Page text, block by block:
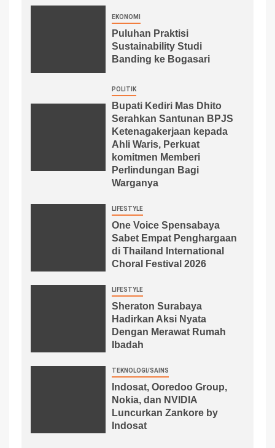
EKONOMI
Puluhan Praktisi
Sustainability Studi
Banding ke Bogasari
POLITIK
Bupati Kediri Mas Dhito
Serahkan Santunan BPJS
Ketenagakerjaan kepada
Ahli Waris, Perkuat
komitmen Memberi
Perlindungan Bagi
Warganya
LIFESTYLE
One Voice Spensabaya
Sabet Empat Penghargaan
di Thailand International
Choral Festival 2026
LIFESTYLE
Sheraton Surabaya
Hadirkan Aksi Nyata
Dengan Merawat Rumah
Ibadah
TEKNOLOGI/SAINS
Indosat, Ooredoo Group,
Nokia, dan NVIDIA
Luncurkan Zankore by
Indosat